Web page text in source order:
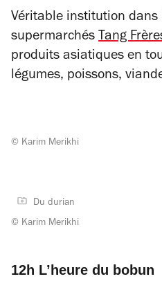
Véritable institution dans
supermarchés Tang
produits asiatiques en
légumes, poissons,
© Karim Merikhi
Du durian
© Karim Merikhi
12h L’heure du bobun